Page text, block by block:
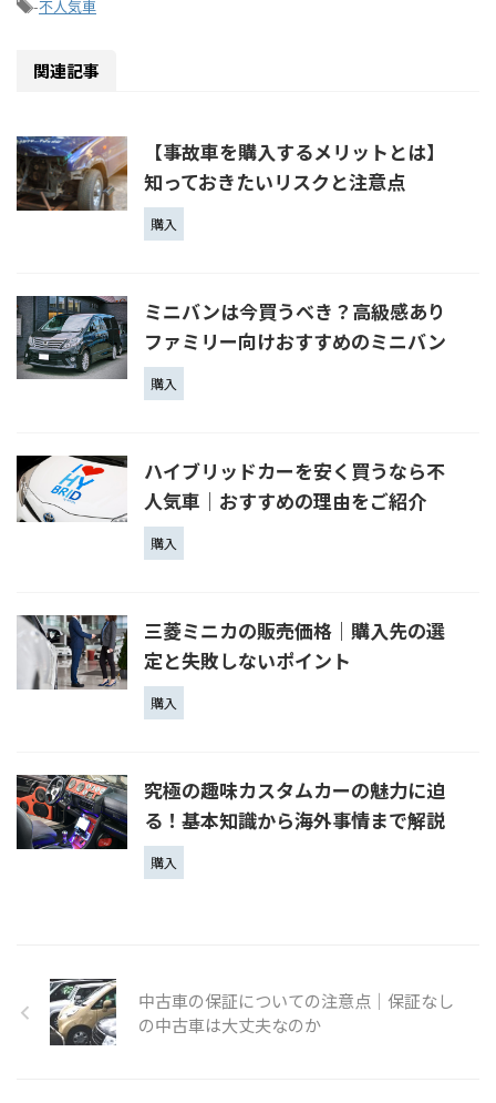
-不人気車
関連記事
【事故車を購入するメリットとは】
知っておきたいリスクと注意点
購入
ミニバンは今買うべき？高級感あり
ファミリー向けおすすめのミニバン
購入
ハイブリッドカーを安く買うなら不
人気車｜おすすめの理由をご紹介
購入
三菱ミニカの販売価格｜購入先の選
定と失敗しないポイント
購入
究極の趣味カスタムカーの魅力に迫
る！基本知識から海外事情まで解説
購入
中古車の保証についての注意点│保証なし
の中古車は大丈夫なのか